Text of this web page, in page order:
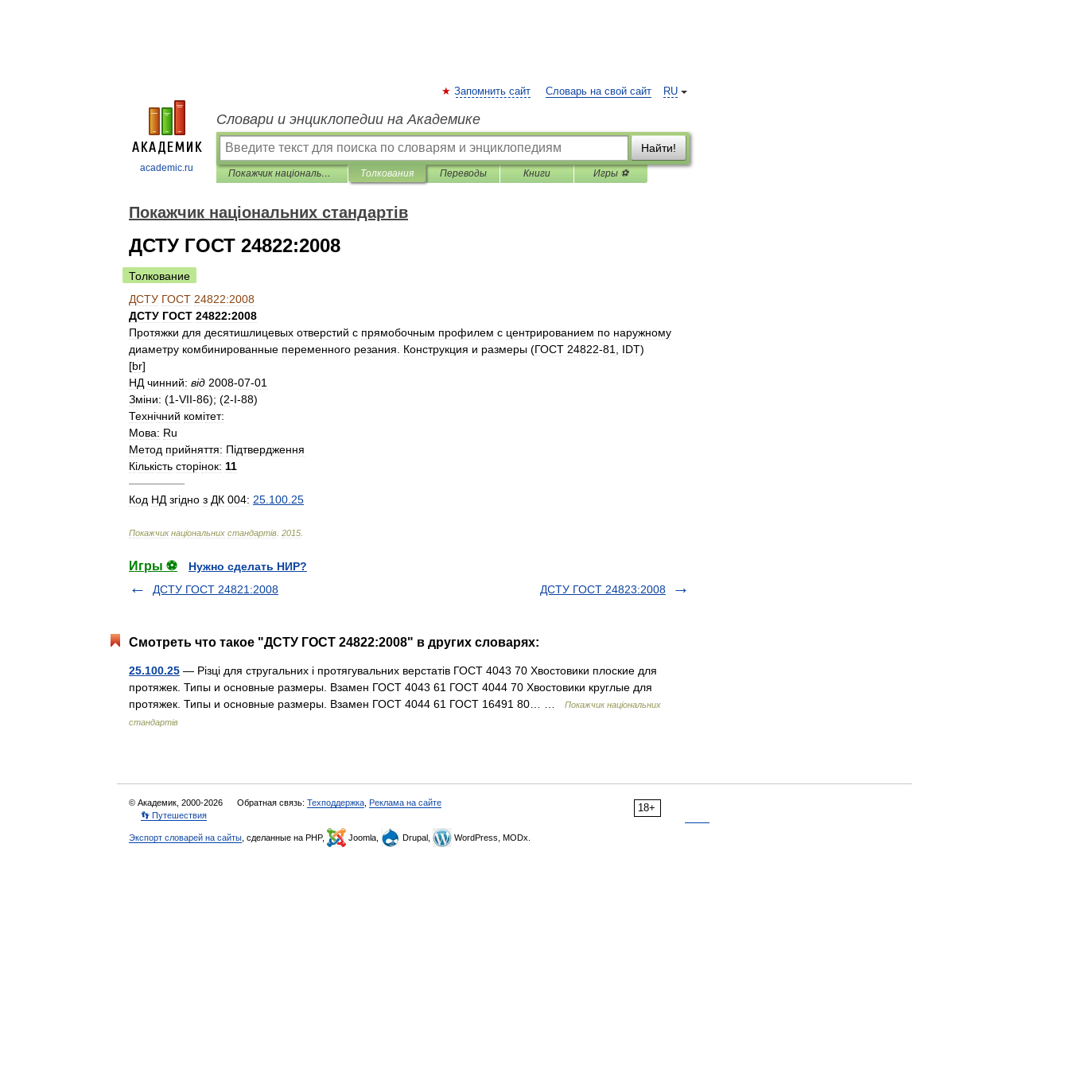
academic.ru
RU
Запомнить сайт Словарь на свой сайт
Словари и энциклопедии на Академике
Найти!
Покажчик національних стандартів Толкования Переводы Книги Игры ⚽
Покажчик національних стандартів
ДСТУ ГОСТ 24822:2008
Толкование
ДСТУ ГОСТ 24822:2008
ДСТУ ГОСТ 24822:2008
Протяжки для десятишлицевых отверстий с прямобочным профилем с центрированием по наружному
диаметру комбинированные переменного резания Конструкция и размеры (ГОСТ 24822-81 IDT)
[br]
НД чинний: від 2008-07-01
Зміни: (1-VII-86); (2-I-88)
Технічний комітет:
Мова: Ru
Метод прийняття: Підтвердження
Кількість сторінок: 11
—————
Код НД згідно з ДК 004: 25 100 25
Покажчик національних стандартів 2015
Игры ⚽
Нужно сделать НИР?
ДСТУ ГОСТ 24821:2008
ДСТУ ГОСТ 24823:2008
Смотреть что такое "ДСТУ ГОСТ 24822:2008" в других словарях:
25.100.25 — Різці для стругальних і протягувальних верстатів ГОСТ 4043 70 Хвостовики плоские для
протяжек. Типы и основные размеры. Взамен ГОСТ 4043 61 ГОСТ 4044 70 Хвостовики круглые для
протяжек. Типы и основные размеры. Взамен ГОСТ 4044 61 ГОСТ 16491 80… …
Покажчик національних
стандартів
18+
© Академик, 2000-2026 Обратная связь: Техподдержка Реклама на сайте
👣 Путешествия
Экспорт словарей на сайты , сделанные на PHP, Joomla, Drupal, WordPress, MODx.